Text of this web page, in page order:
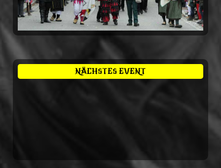
NÄCHSTES EVENT